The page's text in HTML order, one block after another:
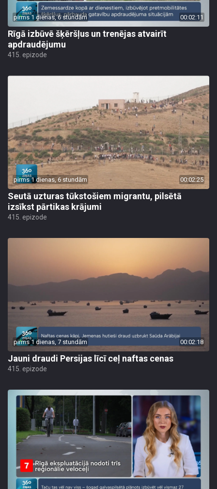
pirms 1 dienas, 6 stundām 00:02:11
Rīgā izbūvē šķēršļus un trenējas atvairīt
apdraudējumu
415. epizode
pirms 1 dienas, 6 stundām 00:02:25
Seutā uzturas tūkstošiem migrantu, pilsētā
izsīkst pārtikas krājumi
415. epizode
pirms 1 dienas, 7 stundām 00:02:18
Jauni draudi Persijas līcī ceļ naftas cenas
415. epizode